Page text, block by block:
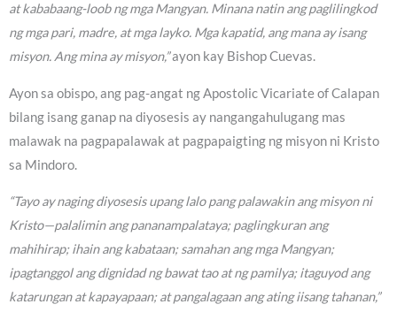
at kababaang-loob ng mga Mangyan. Minana natin ang paglilingkod
ng mga pari, madre, at mga layko. Mga kapatid, ang mana ay isang
misyon. Ang mina ay misyon,”ayon kay Bishop Cuevas.
Ayon sa obispo, ang pag-angat ng Apostolic Vicariate of Calapan
bilang isang ganap na diyosesis ay nangangahulugang mas
malawak na pagpapalawak at pagpapaigting ng misyon ni Kristo
sa Mindoro.
“Tayo ay naging diyosesis upang lalo pang palawakin ang misyon ni
Kristo—palalimin ang pananampalataya; paglingkuran ang
mahihirap; ihain ang kabataan; samahan ang mga Mangyan;
ipagtanggol ang dignidad ng bawat tao at ng pamilya; itaguyod ang
katarungan at kapayapaan; at pangalagaan ang ating iisang tahanan,”